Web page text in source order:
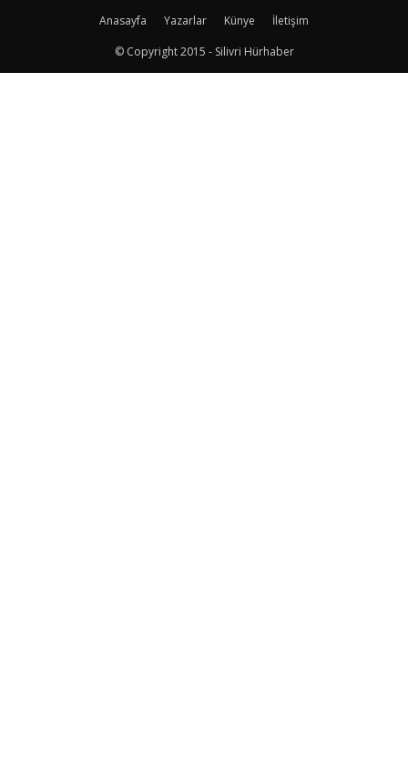
Anasayfa Yazarlar Künye
İletişim
© Copyright 2015 - Silivri Hürhaber